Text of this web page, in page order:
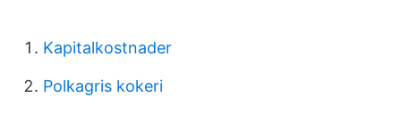
Kapitalkostnader
Polkagris kokeri